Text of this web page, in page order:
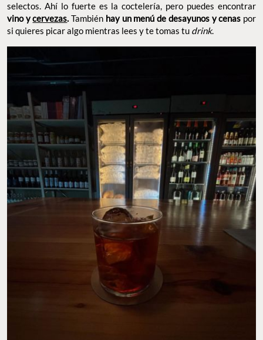
selectos. Ahí lo fuerte es la coctelería, pero puedes encontrar
vino ycervezas. También hay un menú de desayunos y cenas por
si quieres picar algo mientras lees y te tomas tu drink.